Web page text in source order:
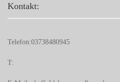
Kontakt:
Telefon:03738480945
T: